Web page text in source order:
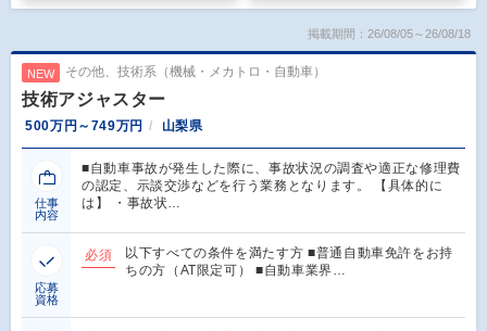
掲載期間：26/08/05～26/08/18
NEW その他、技術系（機械・メカトロ・自動車）
技術アジャスター
500万円～749万円 山梨県
仕事
内容
■自動車事故が発生した際に、事故状況の調査や適正な修理費
の認定、示談交渉などを行う業務となります。 【具体的に
は】 ・事故状…
応募
資格
必須
以下すべての条件を満たす方 ■普通自動車免許をお持
ちの方（AT限定可） ■自動車業界…